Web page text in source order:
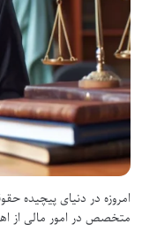
امروزه در دنیای پیچیده
متخصص در امور مالی از